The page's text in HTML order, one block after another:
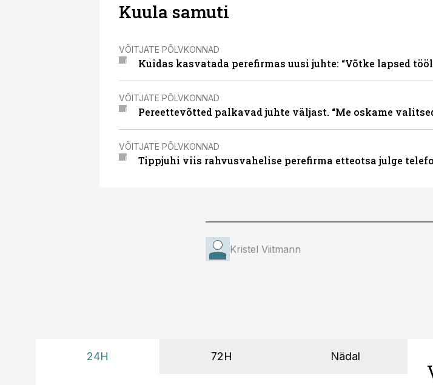
Kuula samuti
VÕITJATE PÕLVKONNAD
Kuidas kasvatada perefirmas uusi juhte: “Võtke lapsed
VÕITJATE PÕLVKONNAD
Pereettevõtted palkavad juhte väljast. “Me oskame
VÕITJATE PÕLVKONNAD
Tippjuhi viis rahvusvahelise perefirma etteotsa julge
Kristel Viitmann
24H 72H Nädal